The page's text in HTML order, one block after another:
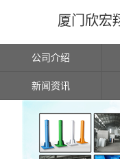
厦门欣宏
公司介绍
新闻资讯